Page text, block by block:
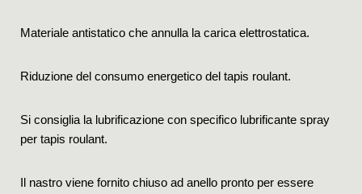
Materiale antistatico che annulla la carica elettrostatica.
Riduzione del consumo energetico del tapis roulant.
Si consiglia la lubrificazione con specifico lubrificante spray
per tapis roulant.
Il nastro viene fornito chiuso ad anello pronto per essere